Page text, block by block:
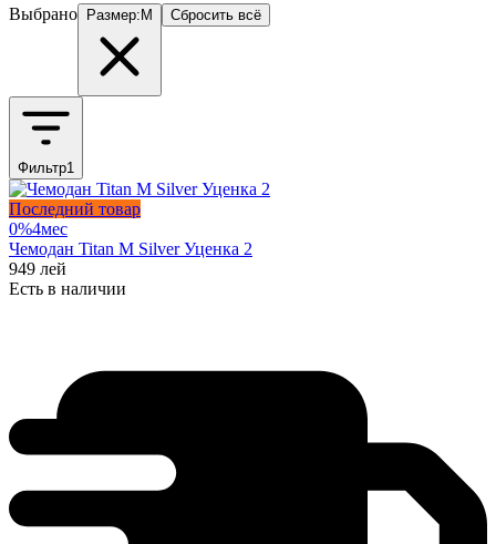
Выбрано Размер: M Сбросить всё
Фильтр1
Последний товар
0%4мес
Чемодан Titan M Silver Уценка 2
949 лей
Есть в наличии